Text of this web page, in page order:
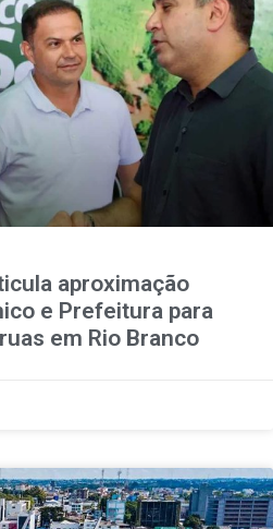
aproximação
e Prefeitura para
em Rio Branco